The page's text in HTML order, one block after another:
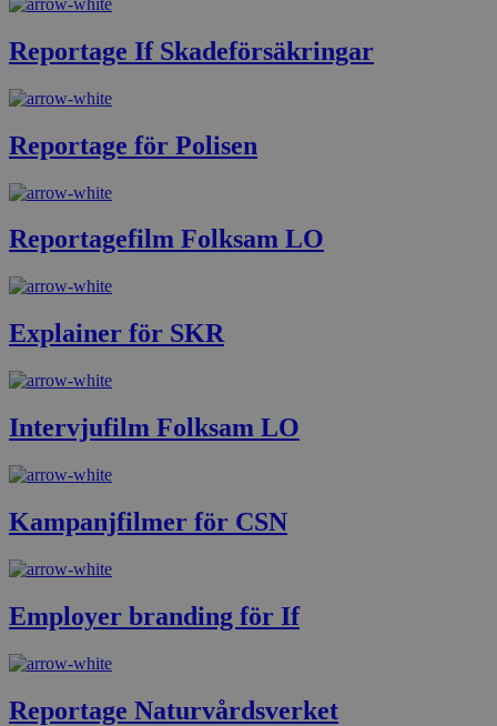
Reportage If Skadeförsäkringar
Reportage för Polisen
Reportagefilm Folksam LO
Explainer för SKR
Intervjufilm Folksam LO
Kampanjfilmer för CSN
Employer branding för If
Reportage Naturvårdsverket